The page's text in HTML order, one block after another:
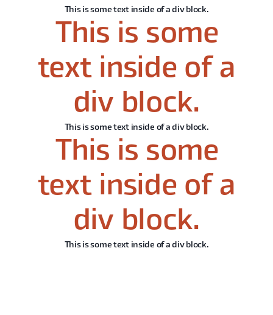
This is some text inside of a div block.
This is some
text inside of a
div block.
This is some text inside of a div block.
This is some
text inside of a
div block.
This is some text inside of a div block.